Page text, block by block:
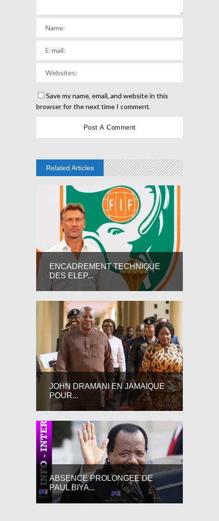
Save my name, email, and website in this
browser for the next time I comment.
Related Articles
ENCADREMENT TECHNIQUE
DES ELEP...
JOHN DRAMANI EN JAMAIQUE
POUR...
ABSENCE PROLONGEE DE
PAUL BIYA...